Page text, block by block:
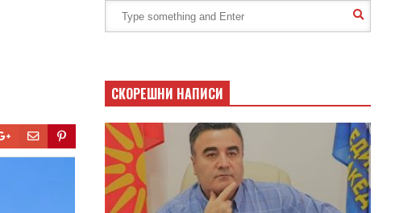
СКОРЕШНИ НАПИСИ